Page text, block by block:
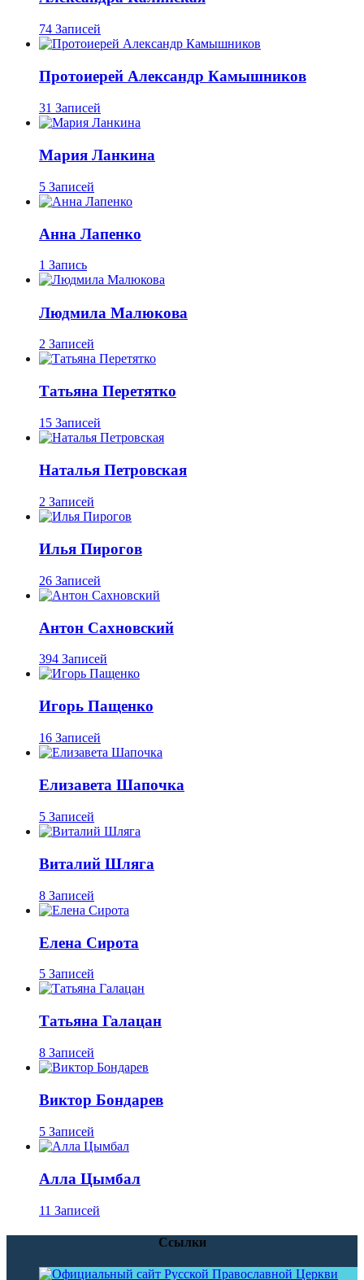
74 Записей
Протоиерей Александр Камышников
31 Записей
Мария Ланкина
5 Записей
Анна Лапенко
1 Запись
Людмила Малюкова
2 Записей
Татьяна Перетятко
15 Записей
Наталья Петровская
2 Записей
Илья Пирогов
26 Записей
Антон Сахновский
394 Записей
Игорь Пащенко
16 Записей
Елизавета Шапочка
5 Записей
Виталий Шляга
8 Записей
Елена Сирота
5 Записей
Татьяна Галацан
8 Записей
Виктор Бондарев
5 Записей
Алла Цымбал
11 Записей
Ссылки